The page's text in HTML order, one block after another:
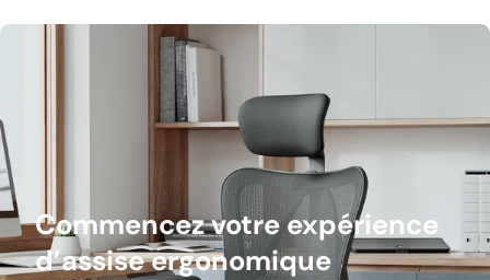
Commencez votre expérience
d’assise ergonomique